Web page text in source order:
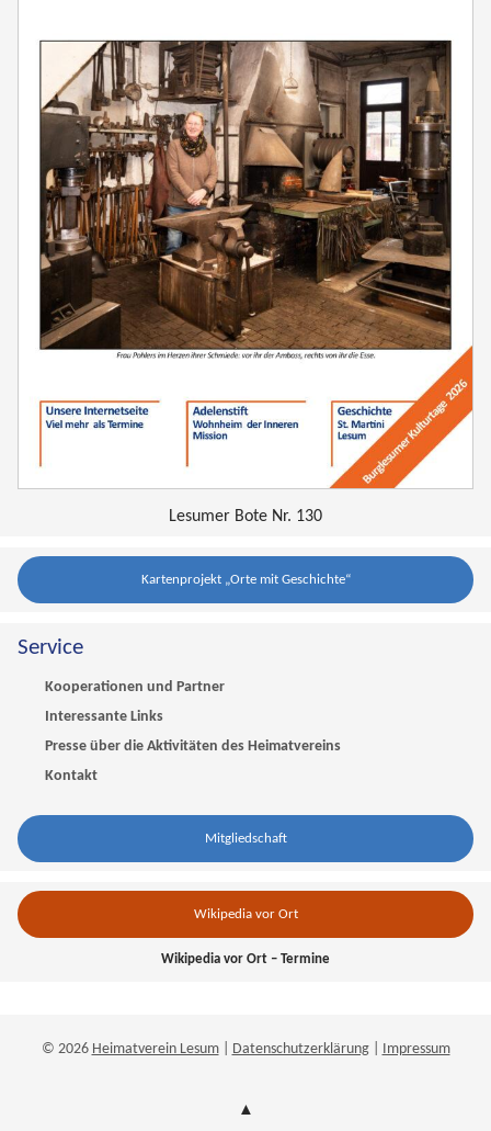
Lesumer Bote Nr. 130
Kartenprojekt „Orte mit Geschichte“
Service
Kooperationen und Partner
Interessante Links
Presse über die Aktivitäten des Heimatvereins
Kontakt
Mitgliedschaft
Wikipedia vor Ort
Wikipedia vor Ort – Termine
© 2026 Heimatverein Lesum| Datenschutzerklärung| Impressum